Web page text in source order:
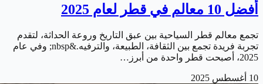
أفضل 10 معالم في قطر لعام 2025
تجمع معالم قطر السياحية بين عبق التاريخ وروعة الحداثة، لتقدم
تجربة فريدة تجمع بين الثقافة، الطبيعة، والترفيه.&nbsp; وفي عام
2025، أصبحت قطر واحدة من أبرز…
10 أغسطس 2025